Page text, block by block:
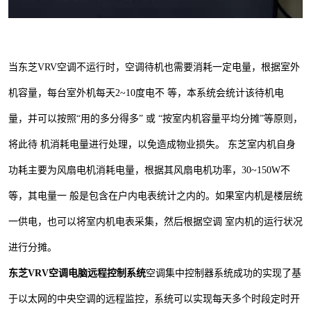
当东芝VRV空调不运行时，空调待机也需要消耗一定电量，根据室外
机容量，每台室外机每天2~10度电不 等，本系统会统计该待机电
量，并可以按照“用的多分得多” 或 “按室内机容量平均分摊”等原则，
将此待 机消耗电量进行处理，以免造成物业损失。 东芝室内机自身
功耗主要为风扇电机消耗电量，根据其风扇电机功率， 30~150W不
等，其电量一 般是包含在户内电表统计之内的。如果室内机是楼层统
一供电，也可以将室内机电表采集，然后根据空调 室内机的运行状况
进行分摊。
东芝VRV空调电脑远程控制系统空调集中控制器系统成功的实现了基
于以太网的中央空调的远程监控，系统可以实现每天多个时段定时开